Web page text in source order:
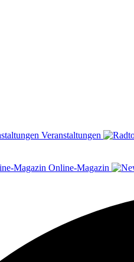
Veranstaltungen
Online-Magazin